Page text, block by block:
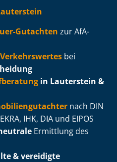
Gutachten zur AfA-
Verkehrswertes bei
in Lauterstein &
nach DIN
IHK, DIA und EIPOS
Ermittlung des
& vereidigte